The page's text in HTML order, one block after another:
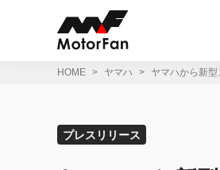
HOME ヤマハ ヤマハから新
プレスリリース